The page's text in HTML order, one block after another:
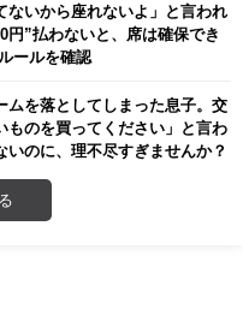
ないから座れないよ」と言われ
円”払わないと、席は確保でき
ールを確認
ムを落としてしまった息子。交
ものを買ってください」と言わ
いのに、理不尽すぎませんか？